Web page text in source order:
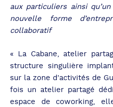
aux particuliers ainsi
nouvelle forme
collaboratif
« La Cabane, atelier
structure singulière
sur la zone d’activités de
fois un atelier partagé
espace de coworking,